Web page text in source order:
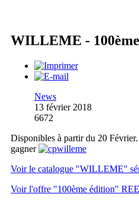
WILLEME -
News
13 février 2018
6672
Disponibles à partir du 20
gagner
Voir le catalogue "WILLEME"
Voir l'offre "100ème édition"